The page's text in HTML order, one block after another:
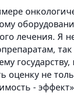
лечения. Я
оценку не
-